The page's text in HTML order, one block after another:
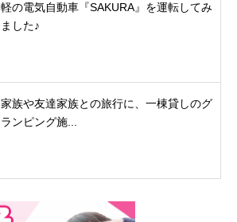
軽の電気自動車『SAKURA』を運転してみ
ました♪
家族や友達家族との旅行に、一棟貸しのグ
ランピング施...